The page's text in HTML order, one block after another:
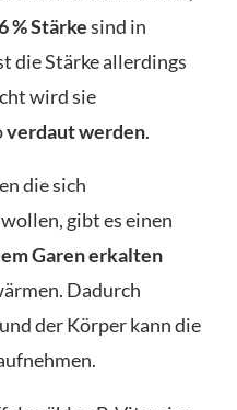
% Stärkesind in
die Stärke allerdings
wird sie
verdaut werden.
die sich
gibt es einen
Garen erkalten
Dadurch
und der Körper kann die